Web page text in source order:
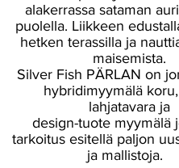
alakerrassa sataman
puolella. Liikkeen
hetken terassilla ja
maisemista.
Silver Fish PÄRLAN on
hybridimyymälä
lahjatavara ja
design-tuote myymälä
tarkoitus esitellä paljon
ja mallistoja.